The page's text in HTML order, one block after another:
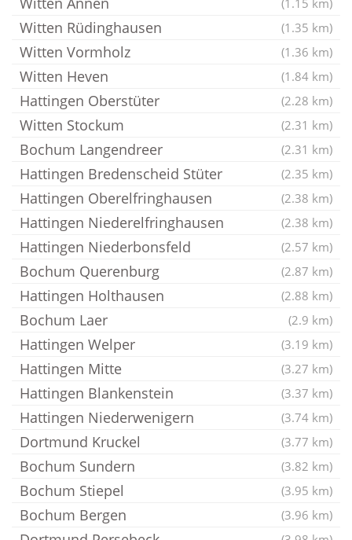
(1.15 km)
Witten Rüdinghausen (1.35 km)
Witten Vormholz (1.36 km)
Witten Heven (1.84 km)
Hattingen Oberstüter (2.28 km)
Witten Stockum (2.31 km)
Bochum Langendreer (2.31 km)
Hattingen Bredenscheid Stüter (2.35 km)
Hattingen Oberelfringhausen (2.38 km)
Hattingen Niederelfringhausen (2.38 km)
Hattingen Niederbonsfeld (2.57 km)
Bochum Querenburg (2.87 km)
Hattingen Holthausen (2.88 km)
Bochum Laer (2.9 km)
Hattingen Welper (3.19 km)
Hattingen Mitte (3.27 km)
Hattingen Blankenstein (3.37 km)
Hattingen Niederwenigern (3.74 km)
Dortmund Kruckel (3.77 km)
Bochum Sundern (3.82 km)
Bochum Stiepel (3.95 km)
Bochum Bergen (3.96 km)